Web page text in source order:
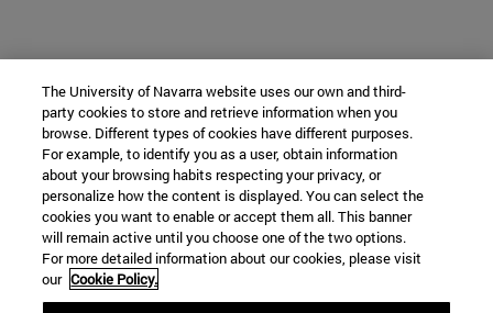
The University of Navarra website uses our own and third-
party cookies to store and retrieve information when you
browse. Different types of cookies have different purposes.
For example, to identify you as a user, obtain information
about your browsing habits respecting your privacy, or
personalize how the content is displayed. You can select the
cookies you want to enable or accept them all. This banner
will remain active until you choose one of the two options.
For more detailed information about our cookies, please visit
our Cookie Policy.